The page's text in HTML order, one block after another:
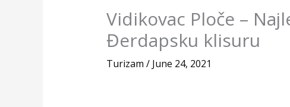
Vidikovac Ploče –
Đerdapsku klisuru
Turizam / June 24, 2021